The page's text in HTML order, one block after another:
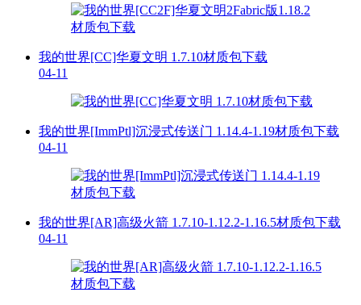
我的世界[CC]华夏文明 1.7.10材质包下载
04-11
我的世界[ImmPtl]沉浸式传送门 1.14.4-1.19材质包下载
04-11
我的世界[AR]高级火箭 1.7.10-1.12.2-1.16.5材质包下载
04-11